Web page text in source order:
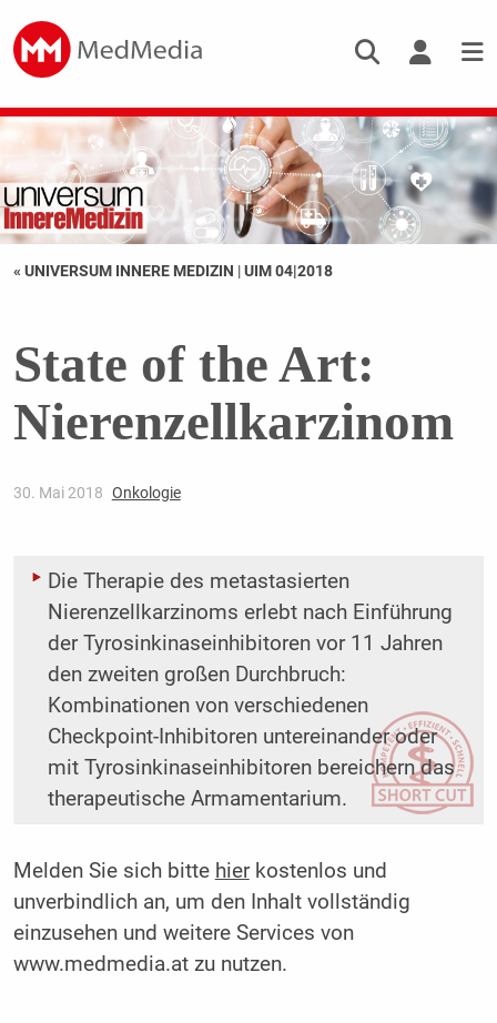
« UNIVERSUM INNERE MEDIZIN |UIM 04|2018
State of the Art:
Nierenzellkarzinom
30. Mai 2018 Onkologie
Die Therapie des metastasierten
Nierenzellkarzinoms erlebt nach Einführung
der Tyrosinkina­seinhibitoren vor 11 Jahren
den zweiten großen Durchbruch:
Kombinationen von verschiedenen
Checkpoint-Inhibitoren untereinander oder
mit Tyrosinkinaseinhibitoren bereichern das
therapeutische Armamentarium.
Melden Sie sich bitte hierkostenlos und
unverbindlich an, um den Inhalt vollständig
einzusehen und weitere Services von
www.medmedia.at zu nutzen.